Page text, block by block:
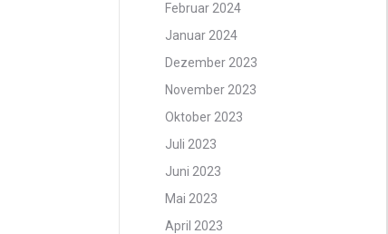
Februar 2024
Januar 2024
Dezember 2023
November 2023
Oktober 2023
Juli 2023
Juni 2023
Mai 2023
April 2023